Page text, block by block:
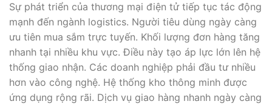
Sự phát triển của thương mại điện tử tiếp tục tác động
mạnh đến ngành logistics. Người tiêu dùng ngày càng
ưu tiên mua sắm trực tuyến. Khối lượng đơn hàng tăng
nhanh tại nhiều khu vực. Điều này tạo áp lực lớn lên hệ
thống giao nhận. Các doanh nghiệp phải đầu tư nhiều
hơn vào công nghệ. Hệ thống kho thông minh được
ứng dụng rộng rãi. Dịch vụ giao hàng nhanh ngày càng